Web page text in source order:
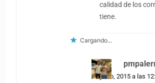
calidad de los
tiene.
Cargando...
27 junio, 2015 a las